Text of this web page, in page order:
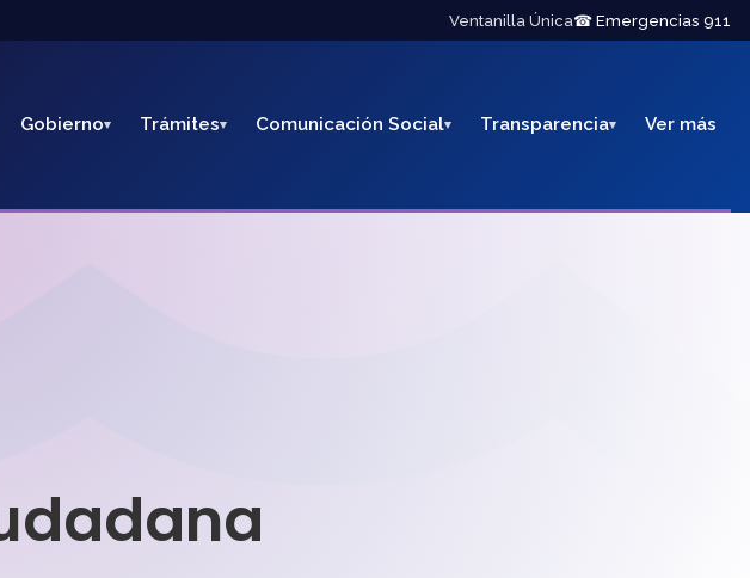
Ventanilla Única☎ Emergencias 911
Gobierno Trámites Comunicación Social Transparencia Ver más